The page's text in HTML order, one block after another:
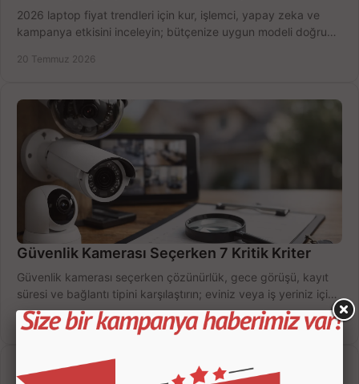
2026 laptop fiyat trendleri için kur, işlemci, yapay zeka ve
kampanya etkisini inceleyin; bütçenize uygun modeli doğru
20 Temmuz 2026
Güvenlik Kamerası Seçerken 7 Kritik Kriter
Güvenlik kamerası seçerken çözünürlük, gece görüşü, kayıt
süresi ve bağlantı tipini karşılaştırın; eviniz veya iş yeriniz için
doğru sistemi hemen seçin.
18 Temmuz 2026